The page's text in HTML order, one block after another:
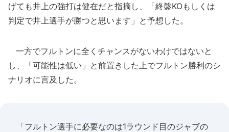
げても井上の強打は健在だと指摘し、「終盤KOもしくは
判定で井上選手が勝つと思います」と予想した。
一方でフルトンに全くチャンスがないわけではないと
し、「可能性は低い」と前置きした上でフルトン勝利のシ
ナリオに言及した。
「フルトン選手に必要なのは1ラウンド目のジャブの